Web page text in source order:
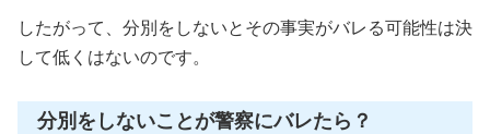
したがって、分別をしないとその事実がバレる可能性は決
して低くはないのです。
分別をしないことが警察にバレたら？